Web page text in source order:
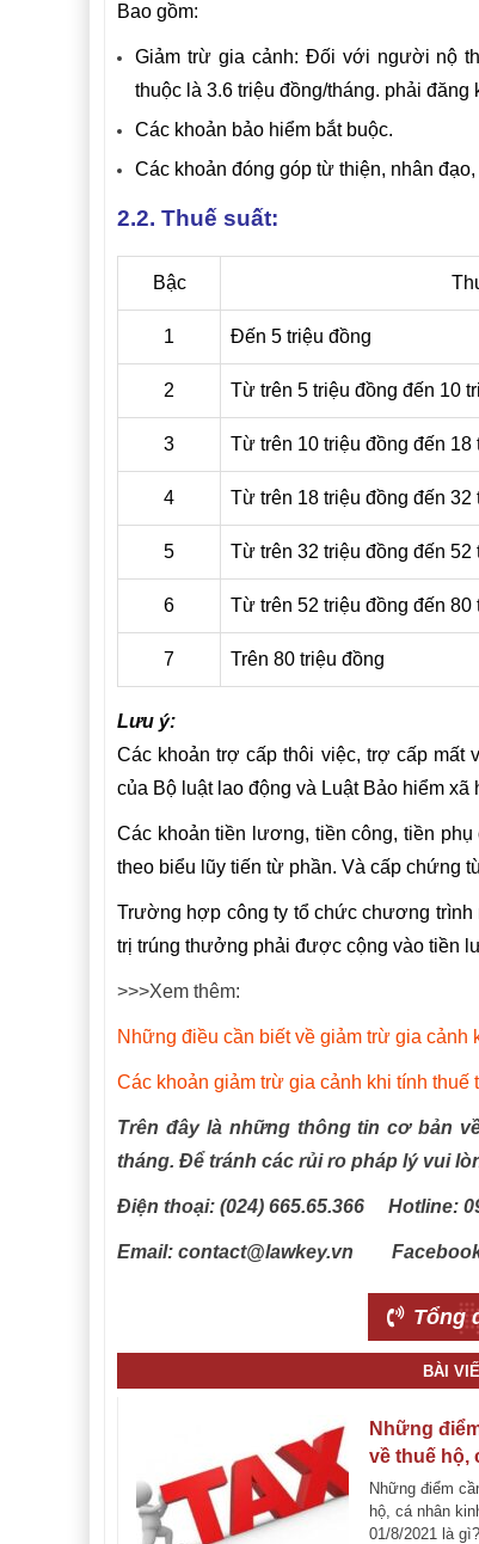
Bao gồm:
Giảm trừ gia cảnh: Đối với người nộ
thuộc là 3.6 triệu đồng/tháng. phải
Các khoản bảo hiểm bắt buộc.
Các khoản đóng góp từ thiện, nhân
2.2. Thuế suất:
Bậc
1 Đến 5 triệu đồng
2 Từ trên 5 triệu đồng đến 10
3 Từ trên 10 triệu đồng đến 18
4 Từ trên 18 triệu đồng đến 32
5 Từ trên 32 triệu đồng đến 52
6 Từ trên 52 triệu đồng đến 80
7 Trên 80 triệu đồng
Lưu ý:
Các khoản trợ cấp thôi việc, trợ cấp mất
của Bộ luật lao động và Luật Bảo hiểm
Các khoản tiền lương, tiền công, tiền
theo biểu lũy tiến từ phần. Và cấp chứng
Trường hợp công ty tổ chức chương trình
trị trúng thưởng phải được cộng vào tiền
>>>Xem thêm:
Những điều cần biết về giảm trừ gia cảnh
Các khoản giảm trừ gia cảnh khi tính thuế
Trên đây là những thông tin cơ bản
tháng. Để tránh các rủi ro pháp lý vui
Điện thoại: (024) 665.65.366 Hotline:
Email: contact@lawkey.vn
Tổng
BÀI
Những
về thuế hộ,
kinh doanh
01/8/2021
Những điểm
hộ, cá nhân
01/8/2021 là